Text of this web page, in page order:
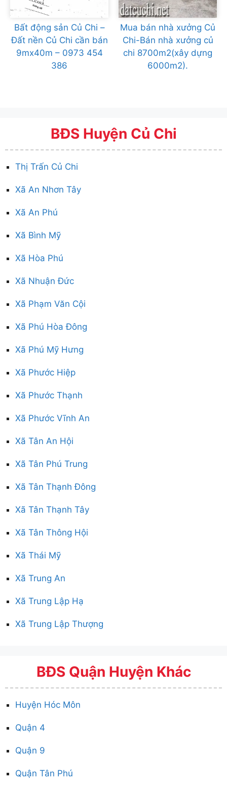
Bất động sản Củ Chi –
Đất nền Củ Chi cần bán
9mx40m – 0973 454
386
Mua bán nhà xưởng Củ
Chi-Bán nhà xưởng củ
chi 8700m2(xây dựng
6000m2).
BĐS Huyện Củ Chi
Thị Trấn Củ Chi
Xã An Nhơn Tây
Xã An Phú
Xã Bình Mỹ
Xã Hòa Phú
Xã Nhuận Đức
Xã Phạm Văn Cội
Xã Phú Hòa Đông
Xã Phú Mỹ Hưng
Xã Phước Hiệp
Xã Phước Thạnh
Xã Phước Vĩnh An
Xã Tân An Hội
Xã Tân Phú Trung
Xã Tân Thạnh Đông
Xã Tân Thạnh Tây
Xã Tân Thông Hội
Xã Thái Mỹ
Xã Trung An
Xã Trung Lập Hạ
Xã Trung Lập Thượng
BĐS Quận Huyện Khác
Huyện Hóc Môn
Quận 4
Quận 9
Quận Tân Phú